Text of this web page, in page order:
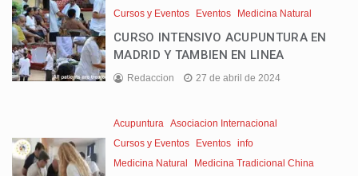
Cursos y Eventos
Eventos Medicina Natural
CURSO INTENSIVO ACUPUNTURA EN
MADRID Y TAMBIEN EN LINEA
Redaccion 27 de abril de 2024
Acupuntura
Asociacion Internacional
Cursos y Eventos
Eventos info
Medicina Natural
Medicina Tradicional China